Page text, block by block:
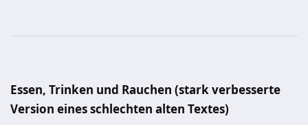
Essen, Trinken und Rauchen (stark verbesserte
Version eines schlechten alten Textes)